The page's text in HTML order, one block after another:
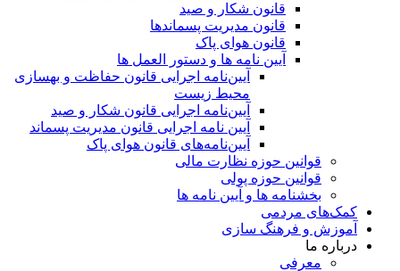
قانون شکار و صید
قانون مدیریت پسماندها
قانون هوای پاک
آیین نامه ها و دستور العمل ها
آیین‌نامه اجرایی قانون حفاظت و بهسازی
محیط زیست
آیین‌نامه اجرایی قانون شکار و صید
آیین نامه اجرایی قانون مدیریت پسماند
آیین‌نامه‌های قانون هوای پاک
قوانین حوزه نظارت مالی
قوانین حوزه پولی
بخشنامه ها و آیین نامه ها
کمک‌های مردمی
آموزش و فرهنگ سازی
درباره ما
معرفی